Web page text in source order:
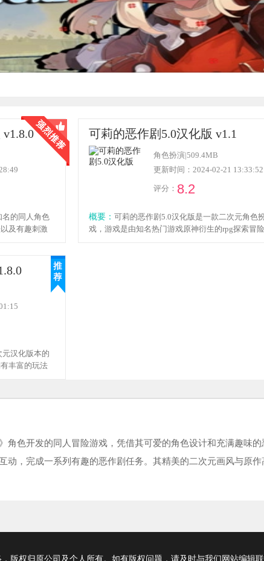
名的同人角色
及有趣刺激
可莉的恶作剧5.0汉化版 v1.1
角色扮演|509.4MB
更新时间：2024-02-21 13:33:52
评分： 8.2
概要： 可莉的恶作剧5.0汉化版是一款二次元角色
戏，游戏是由知名热门游戏原神衍生的rpg探索冒
汉化版本的
丰富的玩法
角色开发的同人冒险游戏，凭借其可爱的角色设计和充满趣味
动，完成一系列有趣的恶作剧任务。其精美的二次元画风与原
版权归原公司及个人所有。如有版权问题，请及时与我们网站编辑